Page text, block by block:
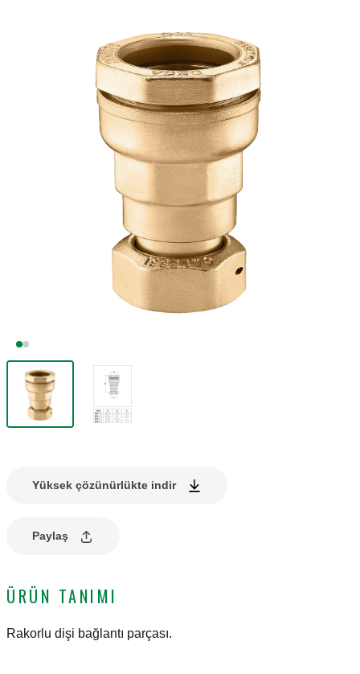
Yüksek çözünürlükte indir
Paylaş
ÜRÜN TANIMI
Rakorlu dişi bağlantı parçası.